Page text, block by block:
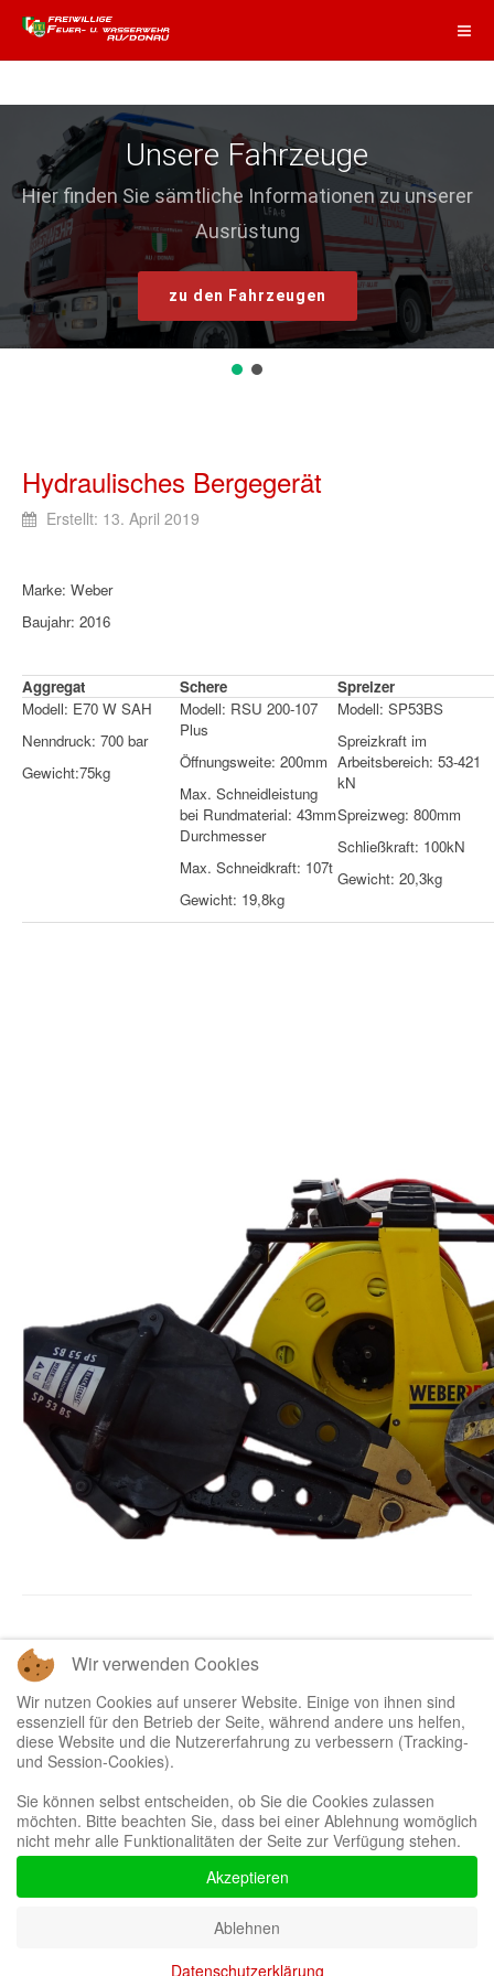
Unsere Fahrzeuge
Hier finden Sie sämtliche Informationen zu unserer
Ausrüstung
zu den Fahrzeugen
Hydraulisches Bergegerät
Erstellt: 13. April 2019
Marke: Weber
Baujahr: 2016
Aggregat Schere
Spreizer
Modell: E70 W SAH
Nenndruck: 700 bar
Gewicht:75kg
Modell: RSU 200-107
Plus
Öffnungsweite: 200mm
Max. Schneidleistung
bei Rundmaterial: 43mm
Durchmesser
Max. Schneidkraft: 107t
Gewicht: 19,8kg
Modell: SP53BS
Spreizkraft im
Arbeitsbereich: 53-421
kN
Spreizweg: 800mm
Schließkraft: 100kN
Gewicht: 20,3kg
Zurück
Bootstrapis a front-end framework of Twitter, Inc. Code licensed underMIT
License.
font licensed underSIL OFL 1.1
Wir verwenden Cookies
Wir nutzen Cookies auf unserer Website. Einige von ihnen sind
essenziell für den Betrieb der Seite, während andere uns helfen,
diese Website und die Nutzererfahrung zu verbessern (Tracking-
und Session-Cookies).
Sie können selbst entscheiden, ob Sie die Cookies zulassen
möchten. Bitte beachten Sie, dass bei einer Ablehnung womöglich
nicht mehr alle Funktionalitäten der Seite zur Verfügung stehen.
Akzeptieren
Ablehnen
Datenschutzerklärung